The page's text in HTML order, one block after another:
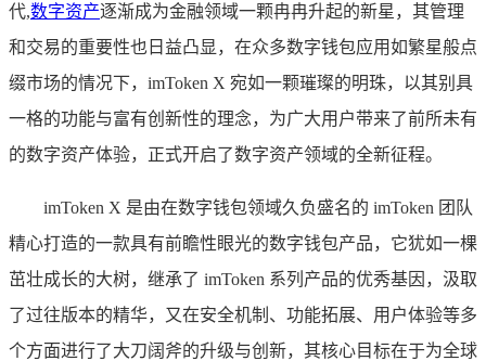
代,数字资产逐渐成为金融领域一颗冉冉升起的新星，其管理
和交易的重要性也日益凸显，在众多数字钱包应用如繁星般点
缀市场的情况下，imToken X 宛如一颗璀璨的明珠，以其别具
一格的功能与富有创新性的理念，为广大用户带来了前所未有
的数字资产体验，正式开启了数字资产领域的全新征程。
imToken X 是由在数字钱包领域久负盛名的 imToken 团队
精心打造的一款具有前瞻性眼光的数字钱包产品，它犹如一棵
茁壮成长的大树，继承了 imToken 系列产品的优秀基因，汲取
了过往版本的精华，又在安全机制、功能拓展、用户体验等多
个方面进行了大刀阔斧的升级与创新，其核心目标在于为全球